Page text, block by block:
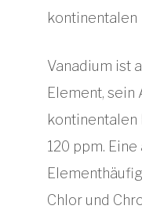
kontinentalen
Vanadium ist
Element, sein
120 ppm.
Chlor und